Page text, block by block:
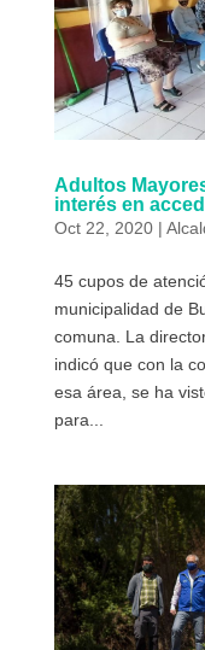
Adultos
interés en
Oct 22, 2020|
45 cupos de
municipalidad de
comuna. La
indicó que con la
esa área, se ha
para...